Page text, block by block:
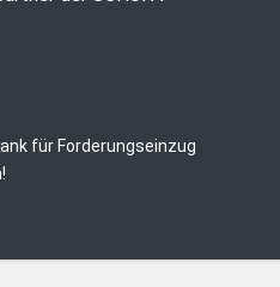
für Forderungseinzug